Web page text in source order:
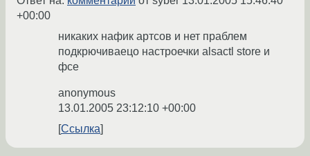
+00:00
никаких нафик артсов и нет праблем
подкрючиваецо настроечки alsactl store и
фсе
anonymous
13.01.2005 23:12:10 +00:00
Ссылка